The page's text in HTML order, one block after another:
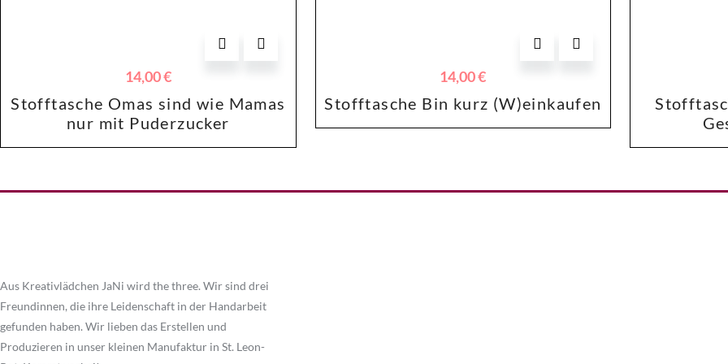
weist
mehrere
auf.
auf
der
Produktseite
14,00€
Stofftasche Omas sind wie Mamas
nur mit Puderzucker
weist
mehrere
auf.
14,00€
Stofftasche Bin kurz (W)einkaufen
Aus Kreativlädchen JaNi wird the three. Wir sind drei
Freundinnen, die ihre Leidenschaft in der Handarbeit
gefunden haben. Wir lieben das Erstellen und
Produzieren in unser kleinen Manufaktur in St. Leon-